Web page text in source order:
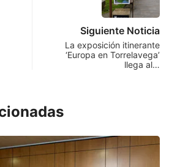
Siguiente Noticia
La exposición itinerante
‘Europa en Torrelavega’
llega al…